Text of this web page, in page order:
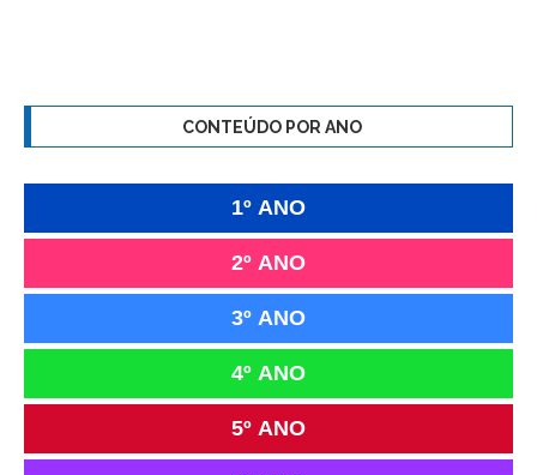
CONTEÚDO POR ANO
1º ANO
2º ANO
3º ANO
4º ANO
5º ANO